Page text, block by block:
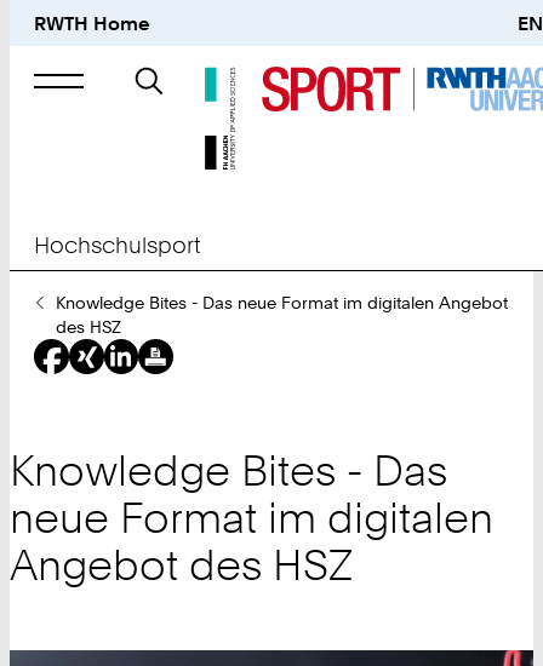
RWTH Home EN
Suche
nach
Hochschulsport
Sie
sind
hier:
Knowledge Bites - Das neue Format im digitalen Angebot
des HSZ
Knowledge Bites - Das
neue Format im digitalen
Angebot des HSZ